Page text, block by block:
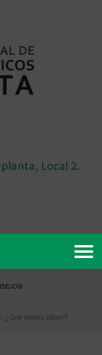
Local 2.
¿Qué debes saber?